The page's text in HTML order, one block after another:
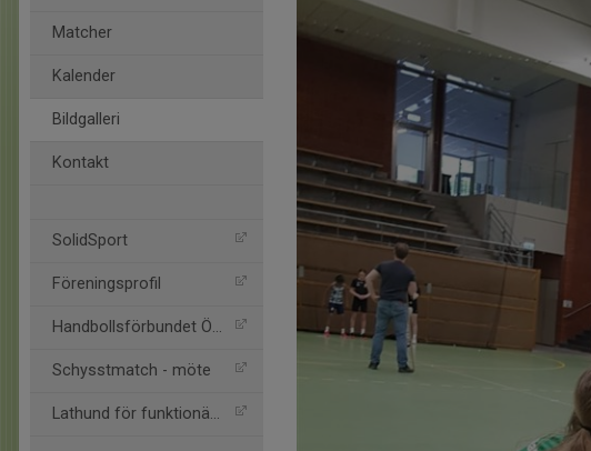
Matcher
Kalender
Bildgalleri
Kontakt
SolidSport
Föreningsprofil
Handbollsförbundet Öst
Schysstmatch - möte
Lathund för funktionärer